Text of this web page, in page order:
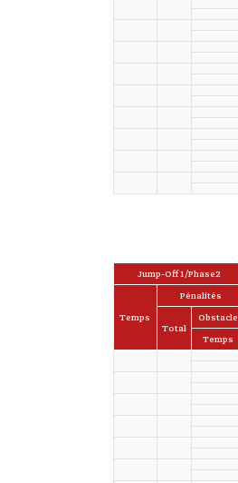
Jump-Off 1/Phase2
Pénalités
Temps
Obstacle
Total
Temps